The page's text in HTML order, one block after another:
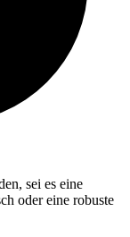
sei es eine
oder eine robuste